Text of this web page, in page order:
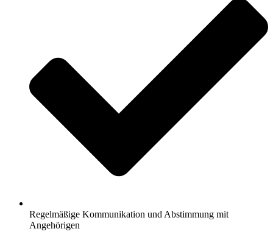
Regelmäßige Kommunikation und Abstimmung mit
Angehörigen